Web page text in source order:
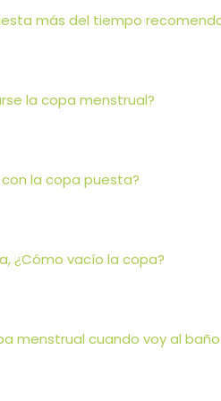
más del tiempo
la copa menstrual?
la copa puesta?
¿Cómo vacío la copa?
menstrual cuando voy al